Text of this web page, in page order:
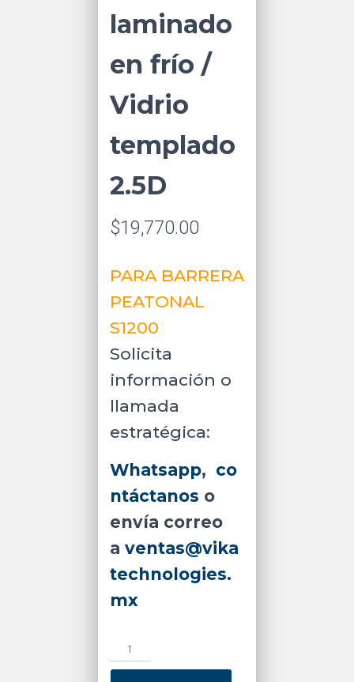
laminado
en frío /
Vidrio
templado
2.5D
$19,770.00
PARA BARRERA
PEATONAL
S1200
Solicita
información o
llamada
estratégica:
Whatsapp, co
ntáctanos o
envía correo
a ventas@vika
technologies.
mx
ZKTECO
SATURNS1000